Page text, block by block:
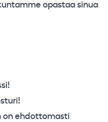
opastaa sinua
on ehdottomasti